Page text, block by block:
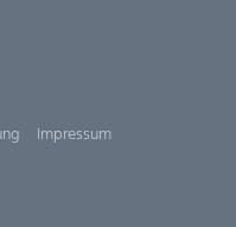
Impressum